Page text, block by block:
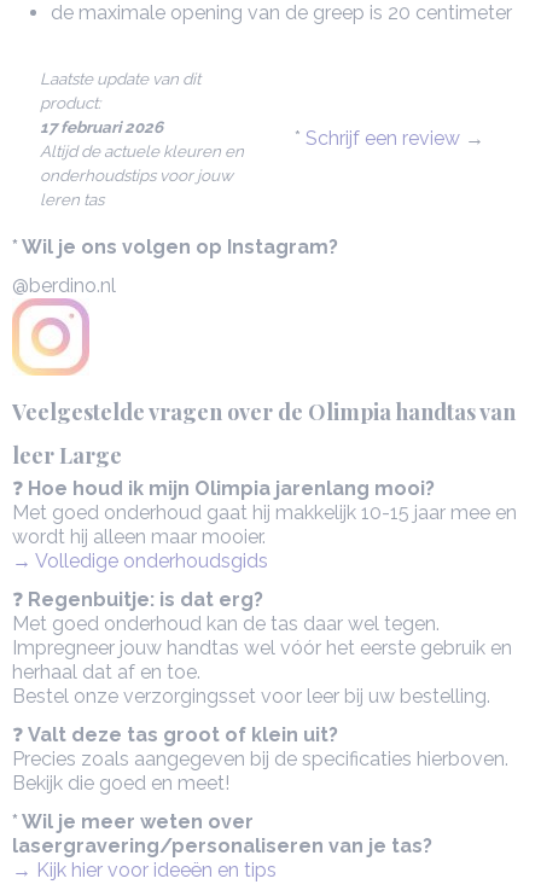
de maximale opening van de greep is 20 centimeter
Laatste update van dit
product:
17 februari 2026
Altijd de actuele kleuren en
onderhoudstips voor jouw
leren tas
* Schrijf een review →
* Wil je ons volgen op Instagram?
@berdino.nl
Veelgestelde vragen over de Olimpia handtas van
leer Large
❓ Hoe houd ik mijn Olimpia jarenlang mooi?
Met goed onderhoud gaat hij makkelijk 10-15 jaar mee en
wordt hij alleen maar mooier.
→ Volledige onderhoudsgids
❓ Regenbuitje: is dat erg?
Met goed onderhoud kan de tas daar wel tegen.
Impregneer jouw handtas wel vóór het eerste gebruik en
herhaal dat af en toe.
Bestel onze verzorgingsset voor leer bij uw bestelling.
❓ Valt deze tas groot of klein uit?
Precies zoals aangegeven bij de specificaties hierboven.
Bekijk die goed en meet!
* Wil je meer weten over
lasergravering/personaliseren van je tas?
→ Kijk hier voor ideeën en tips